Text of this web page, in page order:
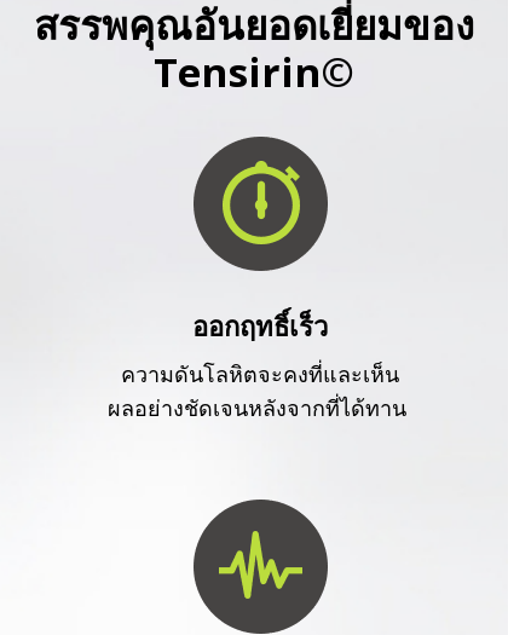
สรรพคุณอันยอดเยี่ยมของ
Tensirin©
ออกฤทธิ์เร็ว
ความดันโลหิตจะคงที่และเห็น
ผลอย่างชัดเจนหลังจากที่ได้ทาน